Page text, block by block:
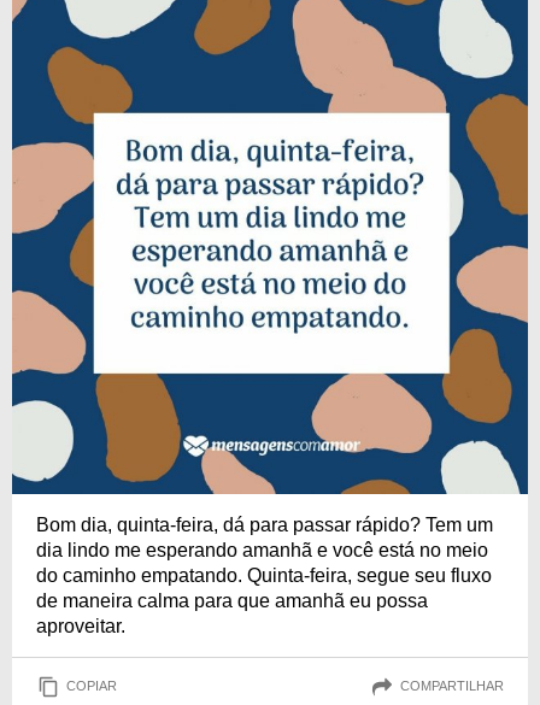
Bom dia, quinta-feira, dá para passar rápido? Tem um
dia lindo me esperando amanhã e você está no meio
do caminho empatando. Quinta-feira, segue seu fluxo
de maneira calma para que amanhã eu possa
aproveitar.
COPIAR COMPARTILHAR